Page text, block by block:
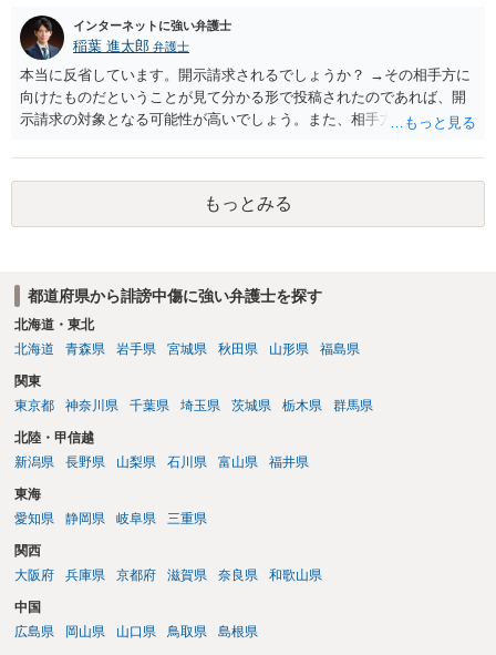
インターネットに強い弁護士
稲葉 進太郎 弁護士
本当に反省しています。開示請求されるでしょうか？ →その相手方に
向けたものだということが見て分かる形で投稿されたのであれば、開
示請求の対象となる可能性が高いでしょう。また、相手方の投稿した
と存じます。発信者情報開示請求が進むと、投稿に使った回線の契約
者のところに、意見照会がなされます。アカウント情報開示の場合
は、アカウントの登録メールに意見照会がなされます。 また、された
場合賠償金はいくらでしょうか。 →ケースバイケースであり、数万円
もっとみる
都道府県から誹謗中傷に強い弁護士を探す
北海道・東北
北海道
青森県 岩手県 宮城県 秋田県 山形県 福島県
関東
東京都
神奈川県 千葉県 埼玉県 茨城県 栃木県 群馬県
北陸・甲信越
新潟県
長野県 山梨県 石川県 富山県 福井県
東海
愛知県
静岡県 岐阜県 三重県
関西
大阪府
兵庫県 京都府 滋賀県 奈良県 和歌山県
中国
広島県
岡山県 山口県 鳥取県 島根県